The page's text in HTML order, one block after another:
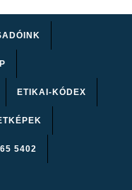
ETIKAI-KÓDEX
5402